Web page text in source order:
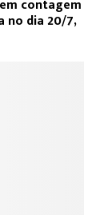
contagem
no dia 20/7,